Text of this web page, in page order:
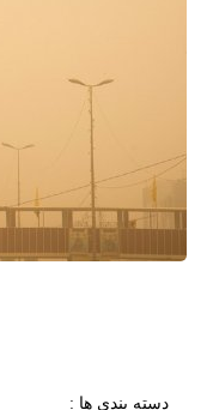
دسته بندی ها :